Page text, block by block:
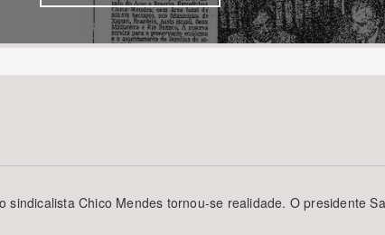
Chico Mendes tornou-se realidade. O presidente